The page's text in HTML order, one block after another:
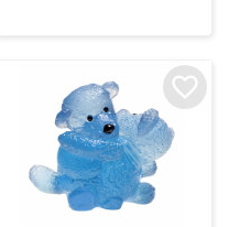
favorite_border